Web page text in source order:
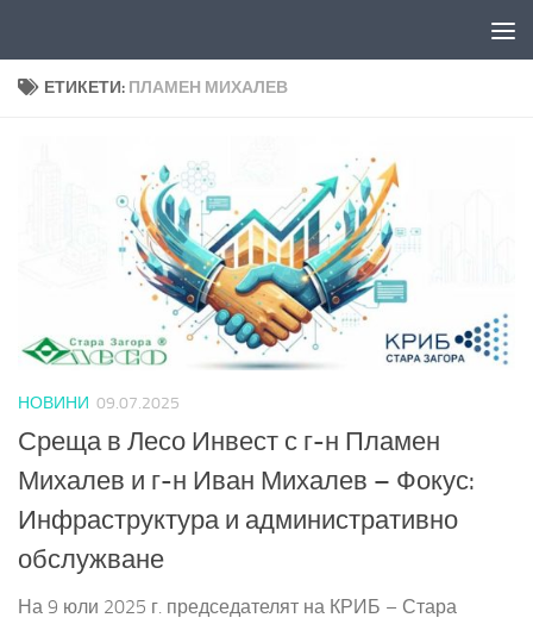
ЕТИКЕТИ: ПЛАМЕН МИХАЛЕВ
НОВИНИ 09.07.2025
Среща в Лесо Инвест с г-н Пламен
Михалев и г-н Иван Михалев – Фокус:
Инфраструктура и административно
обслужване
На 9 юли 2025 г. председателят на КРИБ – Стара